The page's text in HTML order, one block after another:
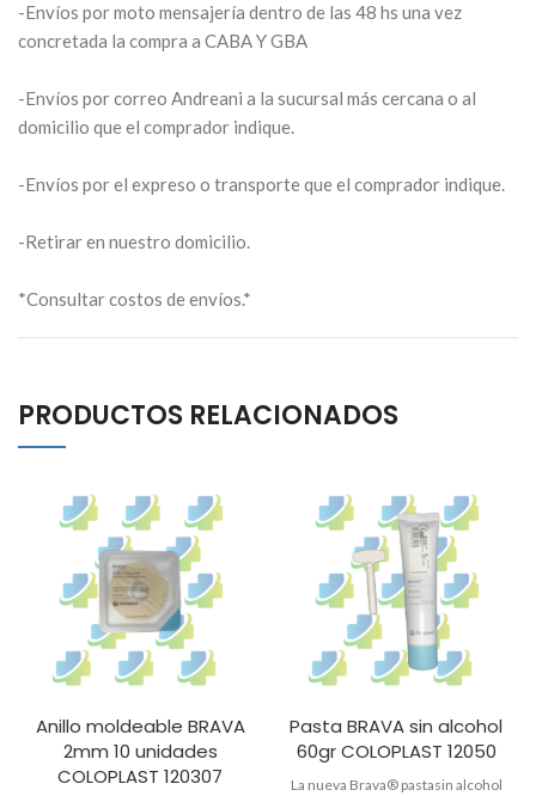
-Envíos por moto mensajería dentro de las 48 hs una vez
concretada la compra a CABA Y GBA
-Envíos por correo Andreani a la sucursal más cercana o al
domicilio que el comprador indique.
-Envíos por el expreso o transporte que el comprador indique.
-Retirar en nuestro domicilio.
*Consultar costos de envíos.*
PRODUCTOS RELACIONADOS
Anillo moldeable BRAVA
2mm 10 unidades
COLOPLAST 120307
Pasta BRAVA sin alcohol
60gr COLOPLAST 12050
La nueva Brava® pastasin alcohol